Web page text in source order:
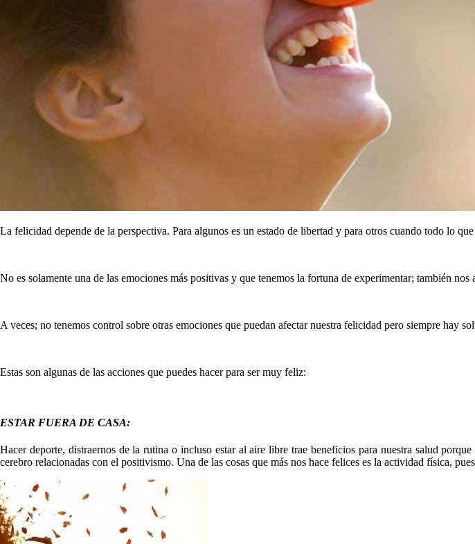
La felicidad depende de la perspectiva. Para algunos es un estado de libertad y para otros cuando todo lo
No es solamente una de las emociones más positivas y que tenemos la fortuna de experimentar; también
A veces; no tenemos control sobre otras emociones que puedan afectar nuestra felicidad pero siempre hay
Estas son algunas de las acciones que puedes hacer para ser muy feliz:
ESTAR FUERA DE CASA:
Hacer deporte, distraernos de la rutina o incluso estar al aire libre trae beneficios para nuestra salud
cerebro relacionadas con el positivismo. Una de las cosas que más nos hace felices es la actividad física,